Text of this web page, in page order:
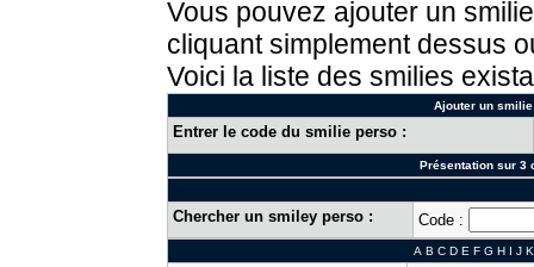
Vous pouvez ajouter un
cliquant simplement dessus
Voici la liste des smilies
Ajouter un
Entrer le code du smilie perso :
Présentation sur 3
Chercher un smiley perso : Code :
A B C D E F G H I J K